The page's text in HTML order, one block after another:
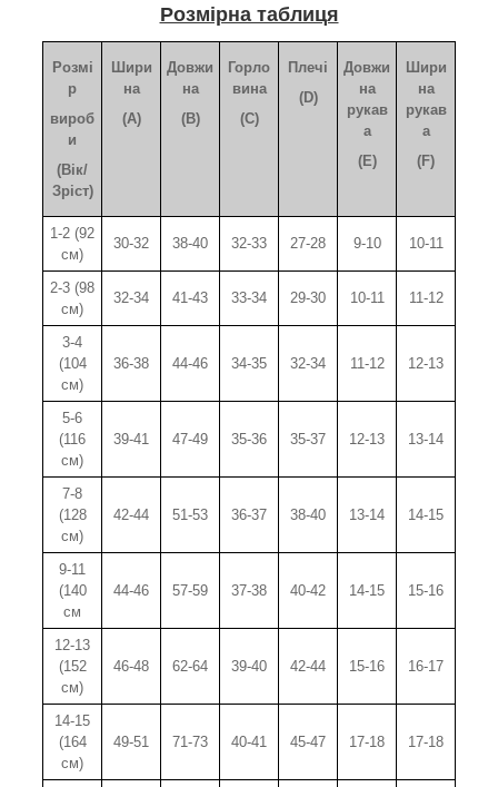
Розмірна таблиця
Розмі
р
вироб
и
(Вік/
Зріст)
Шири
на
(A)
Довжи
на
(B)
Горло
вина
(C)
Плечі
(D)
Довжи
на
рукав
а
(E)
Шири
на
рукав
а
(F)
1-2 (92
см)
30-32 38-40 32-33 27-28 9-10 10-11
2-3 (98
см)
32-34 41-43 33-34 29-30 10-11 11-12
3-4
(104
см)
36-38 44-46 34-35 32-34 11-12 12-13
5-6
(116
см)
39-41 47-49 35-36 35-37 12-13 13-14
7-8
(128
см)
42-44 51-53 36-37 38-40 13-14 14-15
9-11
(140
см
44-46 57-59 37-38 40-42 14-15 15-16
12-13
(152
см)
46-48 62-64 39-40 42-44 15-16 16-17
14-15
(164
см)
49-51 71-73 40-41 45-47 17-18 17-18